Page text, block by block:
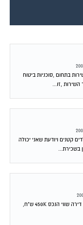
בתחום ,סוכניות ביטוח
השירות ,זו...
קטנים ויודעת שאני יכולה
בשכירת...
רמי ולכל אנשי הפורום שלום! אנו עומדים בפני רכישת דירה שווי הנכס 450K ש"ח,